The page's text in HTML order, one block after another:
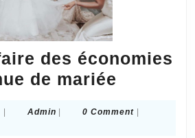
des économies
de mariée
des
janvierAdminAdmin0 Comment